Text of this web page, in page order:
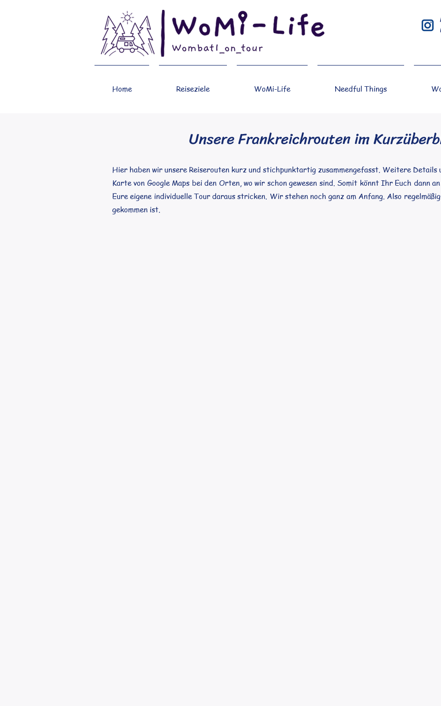
Home Reiseziele WoMi-Life Needful Things
Unsere Frankreichrouten im
Hier haben wir unsere Reiserouten kurz und stichpunktartig zusammengefasst. Weitere
Karte von Google Maps bei den Orten, wo wir schon gewesen sind. Somit könnt Ihr Euch dann
Eure eigene individuelle Tour daraus stricken. Wir stehen noch ganz am Anfang. Also
gekommen ist.